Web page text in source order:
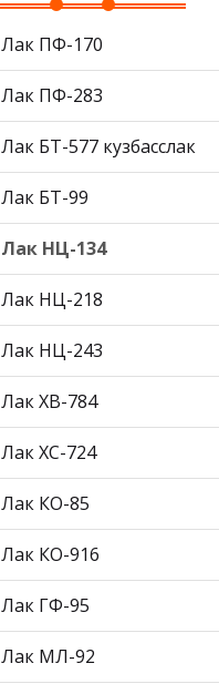
Лак ПФ-170
Лак ПФ-283
Лак БТ-577 кузбасслак
Лак БТ-99
Лак НЦ-134
Лак НЦ-218
Лак НЦ-243
Лак ХВ-784
Лак ХС-724
Лак КО-85
Лак КО-916
Лак ГФ-95
Лак МЛ-92